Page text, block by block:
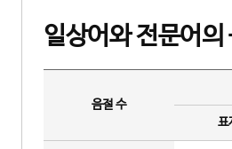
일상어와 전문어의
음절 수
표